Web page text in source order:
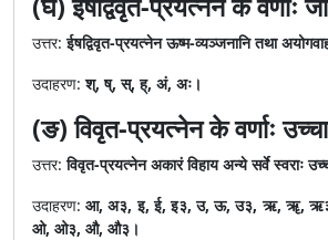
उत्तर:ईषद्विवृत-प्रयत्नेन ऊष्म-व्यञ्जनानि तथा
उदाहरण:श्, ष्, स्, ह्, अं, अः।
(ङ) विवृत-प्रयत्नेन के वर्णाः
उत्तर:विवृत-प्रयत्नेन अकारं विहाय अन्ये सर्वे स्वराः
उदाहरण:आ, अ३, इ, ई, इ३, उ, ऊ, उ३, ऋ, ॠ,
ओ, ओ३, औ, औ३।